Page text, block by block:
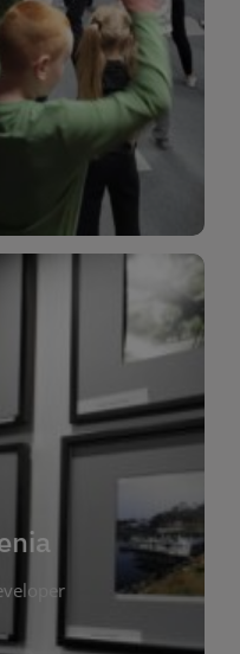
o najmłodszych
Znajdziesz tu
konkursach
informacje o
przez
spotkań
i zajęć
wiekowych. Każde
kultury
lokalnej.
możesz łatwo